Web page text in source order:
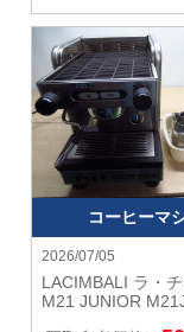
コーヒーマ
2026/07/05
LACIMBALI ラ・
M21 JUNIOR